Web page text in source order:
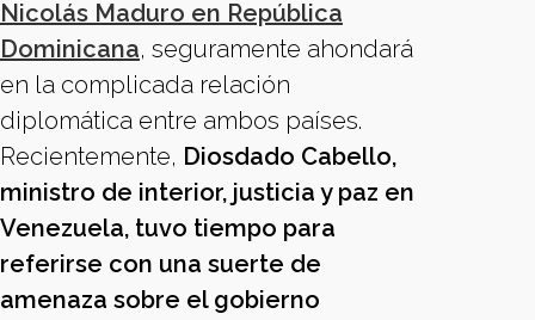
Nicolás Maduro en República
Dominicana, seguramente ahondará
en la complicada relación
diplomática entre ambos países.
Recientemente, Diosdado Cabello,
ministro de interior, justicia y paz en
Venezuela, tuvo tiempo para
referirse con una suerte de
amenaza sobre el gobierno